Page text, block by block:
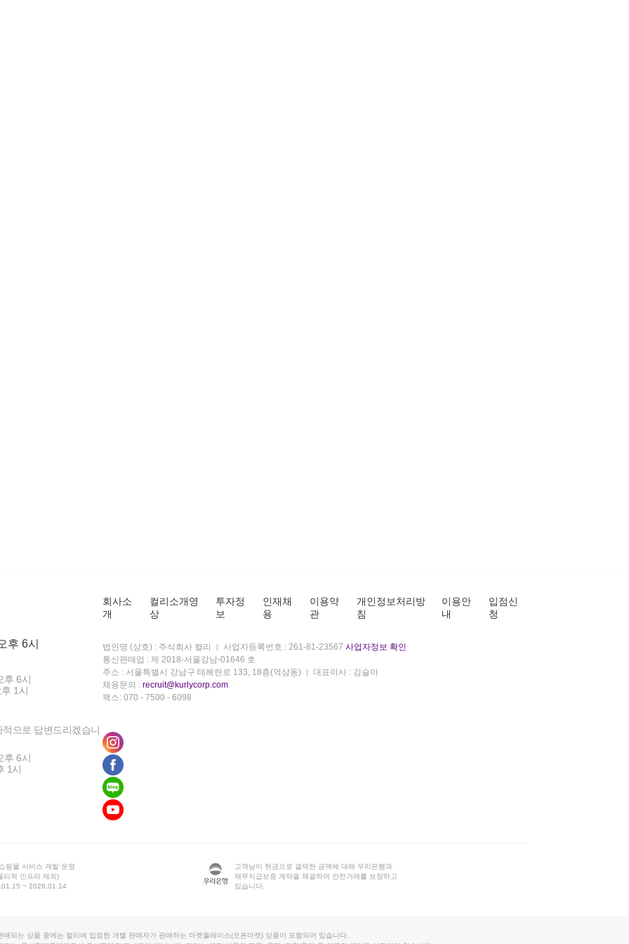
후 6시
후 6시
1시
으로 답변드리겠습니
후 6시
1시
회사소
개
컬리소개영
상
투자정
보
인재채
용
이용약
관
개인정보처리방
침
이용안
내
입점신
청
법인명 (상호) : 주식회사 컬리 사업자등록번호 : 261-81-23567 사업자정보 확인
통신판매업 : 제 2018-서울강남-01646 호
주소 : 서울특별시 강남구 테헤란로 133, 18층(역삼동)
대표이사 : 김슬아
채용문의 : recruit@kurlycorp.com
팩스: 070 - 7500 - 6098
핑몰 서비스 개발·운영
리적 인프라 제외)
~ 2028.01.14
고객님이 현금으로 결제한 금액에 대해 우리은행과
채무지급보증 계약을 체결하여 안전거래를 보장하고
있습니다.
매되는 상품 중에는 컬리에 입점한 개별 판매자가 판매하는 마켓플레이스(오픈마켓) 상품이 포함되어 있습니다.